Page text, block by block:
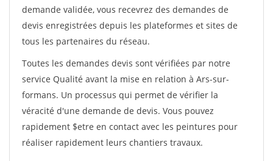
demande validée, vous recevrez des demandes de
devis enregistrées depuis les plateformes et sites de
tous les partenaires du réseau.
Toutes les demandes devis sont vérifiées par notre
service Qualité avant la mise en relation à Ars-sur-
formans. Un processus qui permet de vérifier la
véracité d'une demande de devis. Vous pouvez
rapidement $etre en contact avec les peintures pour
réaliser rapidement leurs chantiers travaux.